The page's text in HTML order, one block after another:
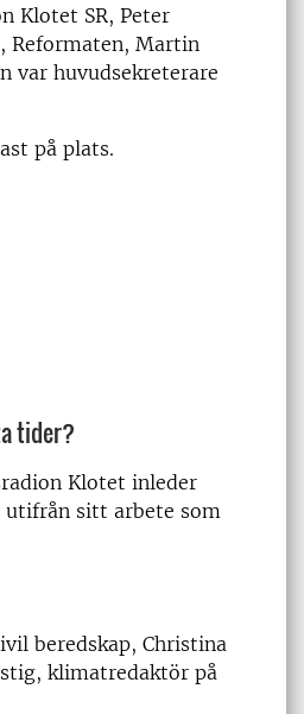
Klotet SR, Peter
Reformaten, Martin
var huvudsekreterare
på plats.
tider?
Klotet inleder
utifrån sitt arbete som
beredskap, Christina
klimatredaktör på